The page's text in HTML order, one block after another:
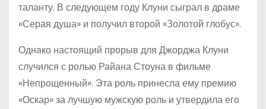
таланту. В следующем году Клуни сыграл в драме
«Серая душа» и получил второй «Золотой глобус».
Однако настоящий прорыв для Джорджа Клуни
случился с ролью Райана Стоуна в фильме
«Непрощенный». Эта роль принесла ему премию
«Оскар» за лучшую мужскую роль и утвердила его